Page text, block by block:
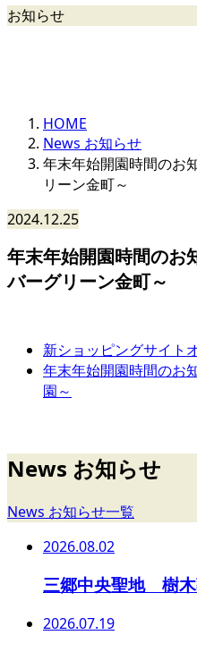
お知らせ
HOME
News お知らせ
年末年始開園時間の
リーン金町～
2024.12.25
年末年始開園時間の
バーグリーン金町～
新ショッピングサイト
年末年始開園時間の
園～
News お知らせ
News お知らせ一覧
2026.08.02
三郷中央聖地 樹木
2026.07.19